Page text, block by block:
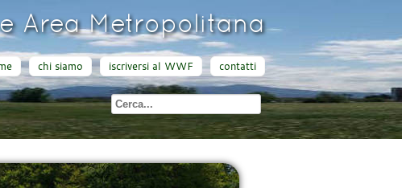
Area Metropolitana
chi siamo iscriversi al WWF contatti